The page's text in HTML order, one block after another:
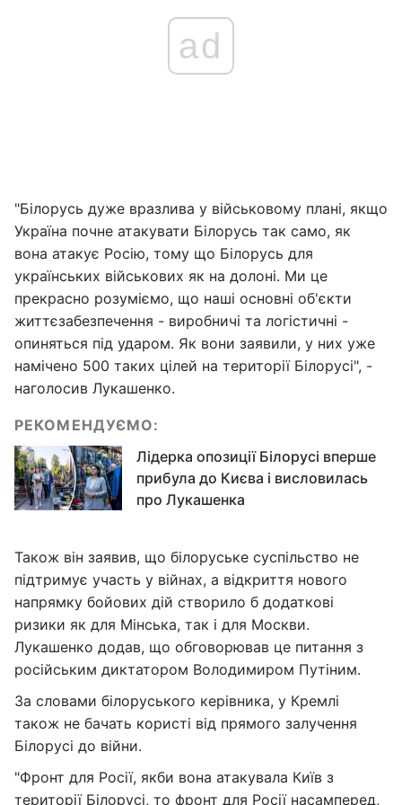
ad
"Білорусь дуже вразлива у військовому плані, якщо
Україна почне атакувати Білорусь так само, як
вона атакує Росію, тому що Білорусь для
українських військових як на долоні. Ми це
прекрасно розуміємо, що наші основні об'єкти
життєзабезпечення - виробничі та логістичні -
опиняться під ударом. Як вони заявили, у них уже
намічено 500 таких цілей на території Білорусі", -
наголосив Лукашенко.
РЕКОМЕНДУЄМО:
Лідерка опозиції Білорусі вперше
прибула до Києва і висловилась
про Лукашенка
Також він заявив, що білоруське суспільство не
підтримує участь у війнах, а відкриття нового
напрямку бойових дій створило б додаткові
ризики як для Мінська, так і для Москви.
Лукашенко додав, що обговорював це питання з
російським диктатором Володимиром Путіним.
За словами білоруського керівника, у Кремлі
також не бачать користі від прямого залучення
Білорусі до війни.
"Фронт для Росії, якби вона атакувала Київ з
території Білорусі, то фронт для Росії насамперед,